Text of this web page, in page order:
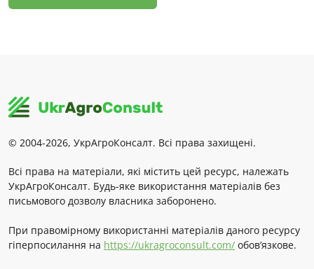
© 2004-2026, УкрАгроКонсалт. Всі права захищені.
Всі права на матеріали, які містить цей ресурс, належать
УкрАгроКонсалт. Будь-яке використання матеріалів без
письмового дозволу власника заборонено.
При правомірному використанні матеріалів даного ресурсу
гіперпосилання на https://ukragroconsult.com/ обов’язкове.